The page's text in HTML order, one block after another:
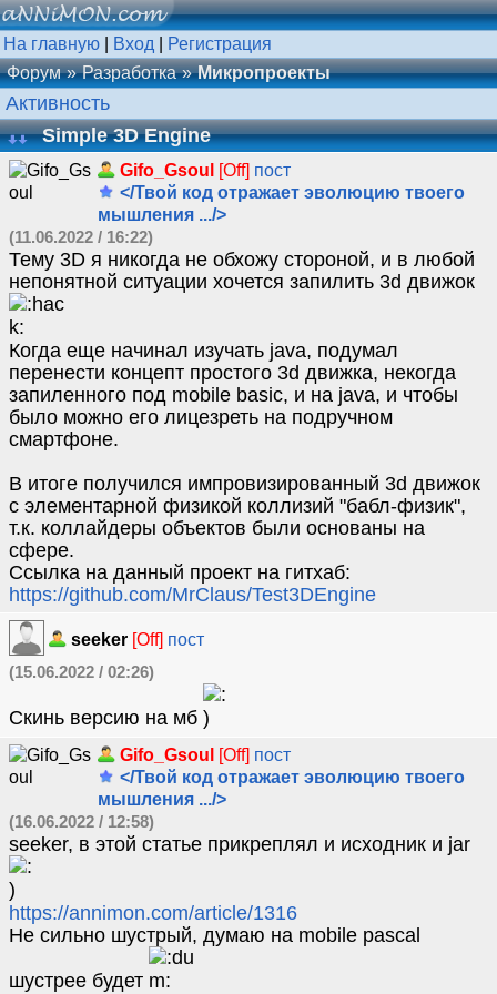
На главную Вход
Регистрация
Форум
Разработка Микропроекты
Активность
Simple 3D Engine
Gifo_Gsoul [Off] пост
</Твой код отражает эволюцию твоего
мышления .../>
(11.06.2022 / 16:22)
Тему 3D я никогда не обхожу стороной, и в любой
непонятной ситуации хочется запилить 3d движок
Когда еще начинал изучать java, подумал
перенести концепт простого 3d движка, некогда
запиленного под mobile basic, и на java, и чтобы
было можно его лицезреть на подручном
смартфоне.
В итоге получился импровизированный 3d движок
с элементарной физикой коллизий "бабл-физик",
т.к. коллайдеры объектов были основаны на
сфере.
Ссылка на данный проект на гитхаб:
https://github.com/MrClaus/Test3DEngine
seeker [Off] пост
(15.06.2022 / 02:26)
Скинь версию на мб
Gifo_Gsoul [Off] пост
</Твой код отражает эволюцию твоего
мышления .../>
(16.06.2022 / 12:58)
seeker, в этой статье прикреплял и исходник и jar
https://annimon.com/article/1316
Не сильно шустрый, думаю на mobile pascal
шустрее будет